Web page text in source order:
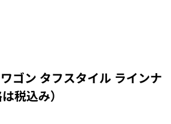
ゴン タフスタイル ラインナ
税込み）